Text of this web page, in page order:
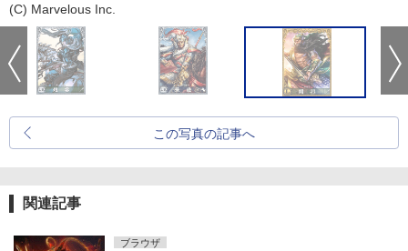
(C) Marvelous Inc.
この写真の記事へ
関連記事
ブラウザ